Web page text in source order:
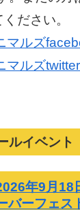
ださい。
マルズ
マルズ
ルイベント
年9月18
バーフェス